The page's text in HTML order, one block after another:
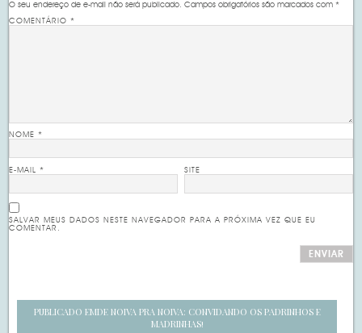
O seu endereço de e-mail não será publicado. Campos obrigatórios são marcados com*
COMENTÁRIO*
NOME*
E-MAIL* SITE
SALVAR MEUS DADOS NESTE NAVEGADOR PARA A PRÓXIMA VEZ QUE EU
COMENTAR.
PUBLICADO EMDE NOIVA PRA NOIVA: CONVIDANDO OS PADRINHOS E
MADRINHAS!